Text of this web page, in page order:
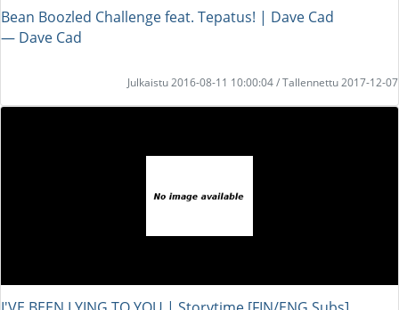
Bean Boozled Challenge feat. Tepatus! | Dave Cad
― Dave Cad
Julkaistu 2016-08-11 10:00:04 / Tallennettu 2017-12-07